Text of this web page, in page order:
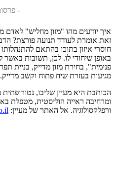
-
איך יודעים מהו "מזון מחליש" לאדם
זאת אומרת לעודד תנועה פורצת?
חוסרי איזון בתוכו בהתאם
באופן שיחודי לו. לכן, תשובות באשר
פנימית", בחירת מזון מדייק, בניית
מגיעות בעזרת שיח פתוח וקשב מדייק.
הכותבת היא מעיין שליבו,
ומרחיבה ראייה הוליסטית, מטפלת
ורפלקסולוגיה. אל האתר של מעיין: